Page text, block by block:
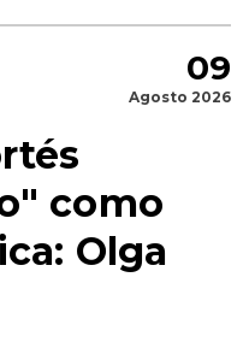
09
Agosto 2026
como
Olga